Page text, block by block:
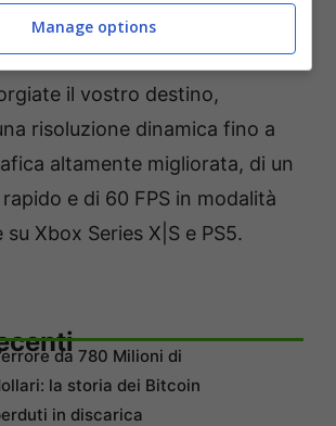
dei file di salvataggio
del gioco su PlayStation 4 e
il vostro destino,
risoluzione dinamica fino a
altamente migliorata, di un
e di 60 FPS in modalità
Xbox Series X|S e PS5.
da 780 Milioni di
la storia dei Bitcoin
in discarica
Manage options